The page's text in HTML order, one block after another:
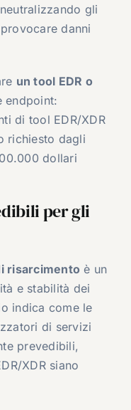
gli
danni
un tool EDR o
endpoint:
di tool EDR/XDR
richiesto dagli
dollari
per gli
risarcimento è un
e stabilità dei
indica come le
di servizi
prevedibili,
XDR siano